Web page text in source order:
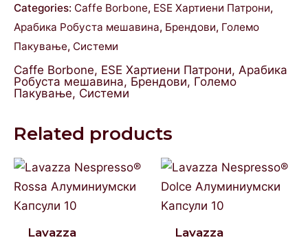
Categories: Caffe Borbone, ESE Хартиени Патрони,
Арабика Робуста мешавина, Брендови, Големо
Пакување, Системи
Caffe Borbone, ESE Хартиени Патрони, Арабика
Робуста мешавина, Брендови, Големо
Пакување, Системи
Related products
Lavazza
Lavazza